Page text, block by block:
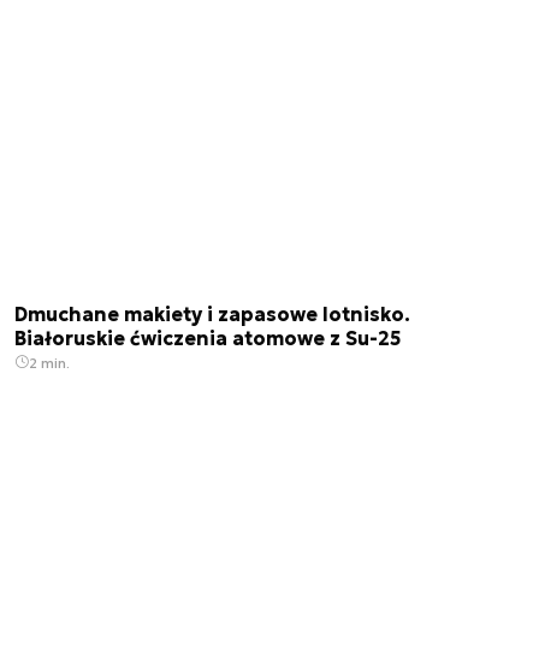
Dmuchane makiety i zapasowe lotnisko.
Białoruskie ćwiczenia atomowe z Su-25
2 min.